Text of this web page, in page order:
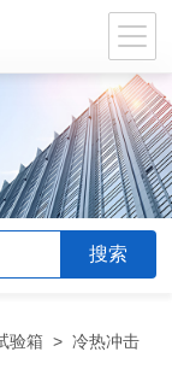
验箱 >冷热冲击